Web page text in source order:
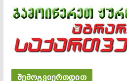
შემოგვიერთდით